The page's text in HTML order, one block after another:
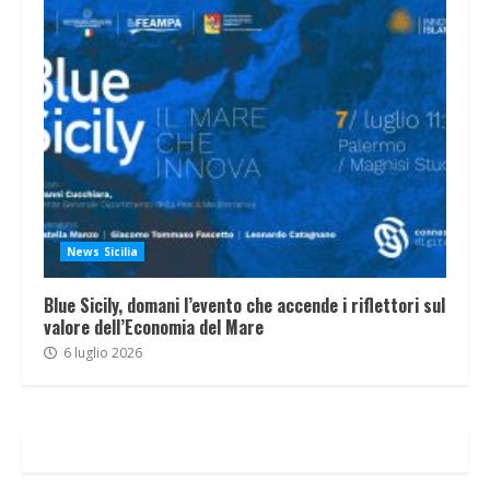
News Sicilia
Blue Sicily, domani l’evento che accende i riflettori sul
valore dell’Economia del Mare
6 luglio 2026